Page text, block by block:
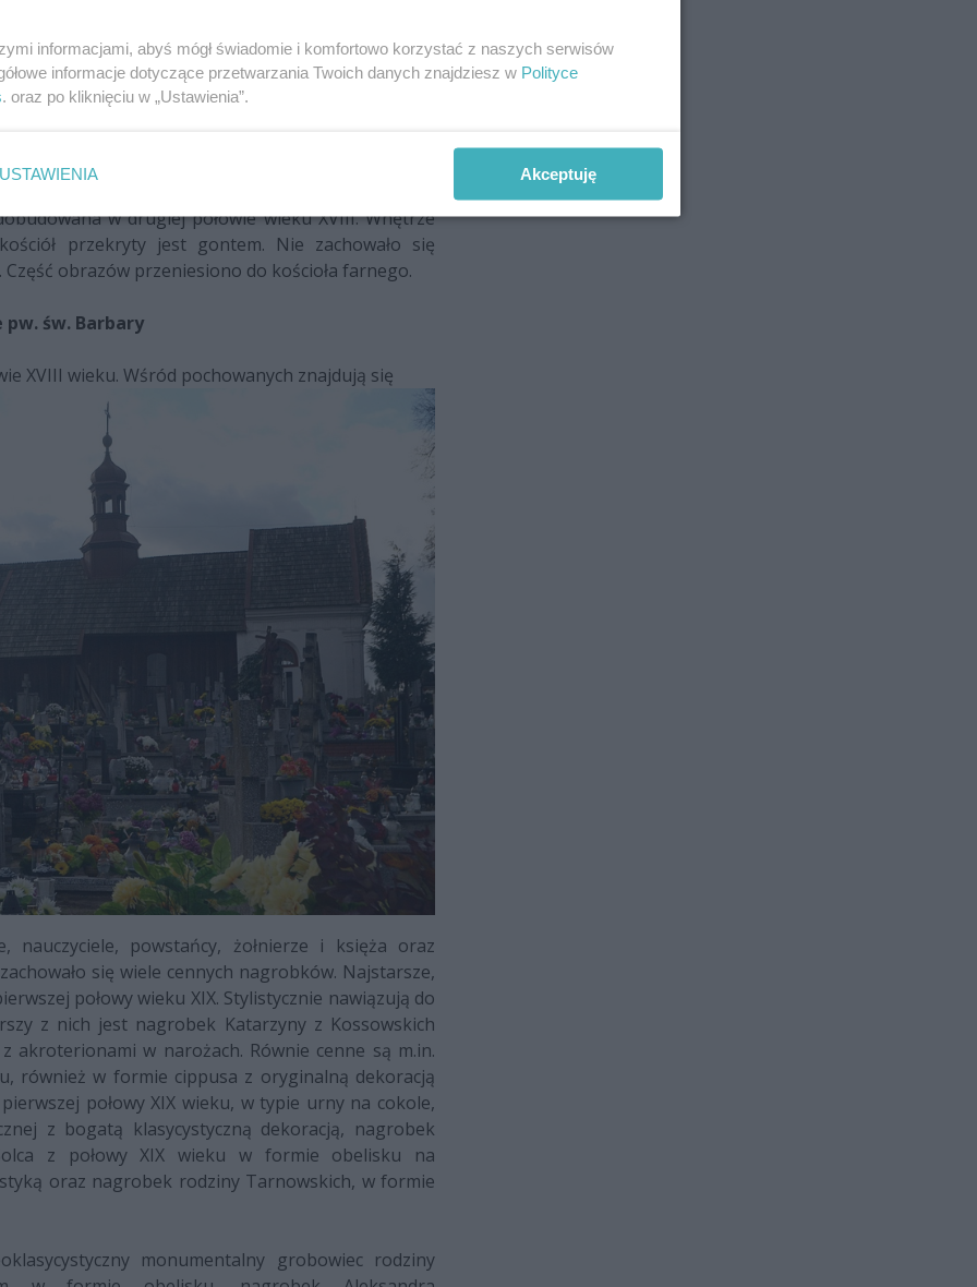
przy ul. Łoteckiego, uważany jest za najstarszy
radomskiego. Według tradycji parafialna świątynia
- w 1078 roku, w czasie legendarnego sądu św.
Złożony z dwóch części - starsza, z drewna
- pochodzi z końca XVI lub początku XVII
w drugiej połowie wieku XVIII. Wnętrze
przekryty jest gontem. Nie zachowało się
obrazów przeniesiono do kościoła farnego.
św. Barbary
XVIII wieku. Wśród pochowanych znajdują się
nauczyciele, powstańcy, żołnierze i księża oraz
się wiele cennych nagrobków. Najstarsze,
połowy wieku XIX. Stylistycznie nawiązują do
z nich jest nagrobek Katarzyny z Kossowskich
akroterionami w narożach. Równie cenne są m.in.
również w formie cippusa z oryginalną dekoracją
połowy XIX wieku, w typie urny na cokole,
z bogatą klasycystyczną dekoracją, nagrobek
z połowy XIX wieku w formie obelisku na
oraz nagrobek rodziny Tarnowskich, w formie
monumentalny grobowiec rodziny
informacjami, abyś mógł świadomie i komfortowo korzystać z naszych serwisów
informacje dotyczące przetwarzania Twoich danych znajdziesz w Polityce
. oraz po kliknięciu w „Ustawienia”.
USTAWIENIA Akceptuję